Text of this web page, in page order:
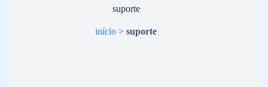
suporte
início >suporte